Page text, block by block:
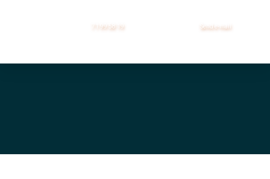
71 99 58 19 Send ​e-mail